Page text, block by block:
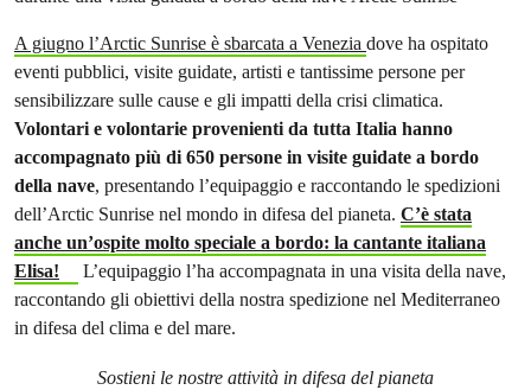
A giugno l’Arctic Sunrise è sbarcata a Venezia dove ha ospitato
eventi pubblici, visite guidate, artisti e tantissime persone per
sensibilizzare sulle cause e gli impatti della crisi climatica.
Volontari e volontarie provenienti da tutta Italia hanno
accompagnato più di 650 persone in visite guidate a bordo
della nave, presentando l’equipaggio e raccontando le spedizioni
dell’Arctic Sunrise nel mondo in difesa del pianeta. C’è stata
anche un’ospite molto speciale a bordo: la cantante italiana
Elisa!
L’equipaggio l’ha accompagnata in una visita della nave,
raccontando gli obiettivi della nostra spedizione nel Mediterraneo
in difesa del clima e del mare.
Sostieni le nostre attività in difesa del pianeta